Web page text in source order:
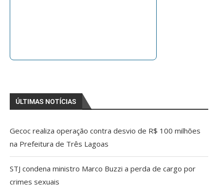
ÚLTIMAS NOTÍCIAS
Gecoc realiza operação contra desvio de R$ 100 milhões
na Prefeitura de Três Lagoas
STJ condena ministro Marco Buzzi a perda de cargo por
crimes sexuais